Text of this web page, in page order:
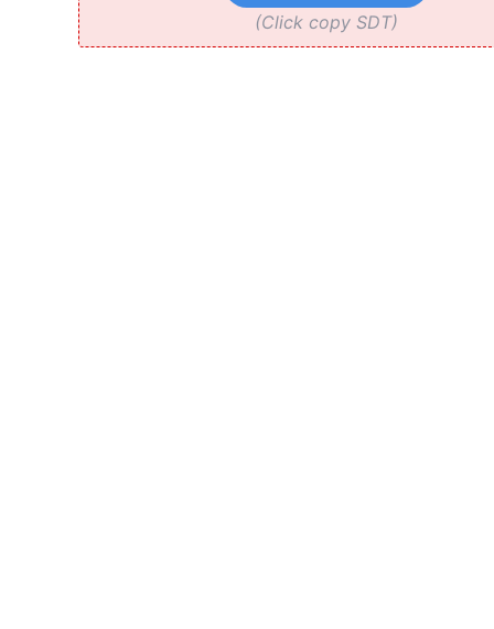
(Click copy SDT)